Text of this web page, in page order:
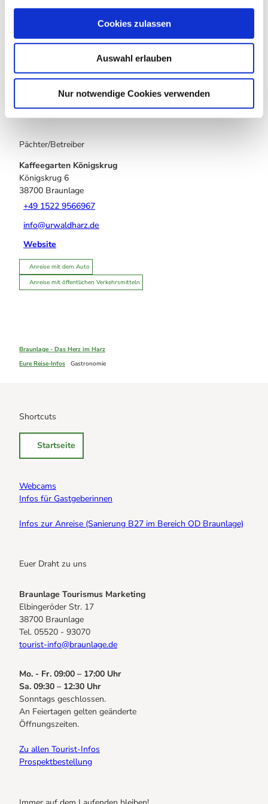
Cookies zulassen
Auswahl erlauben
Nur notwendige Cookies verwenden
In der Nähe Auf der Karte anschauen
Touren
Pächter/Betreiber
Kaffeegarten Königskrug
Königskrug 6
38700 Braunlage
+49 1522 9566967
info@urwaldharz.de
Website
Anreise mit dem Auto
Anreise mit öffentlichen Verkehrsmitteln
Braunlage - Das Herz im Harz
Eure Reise-Infos
Gastronomie
Shortcuts
Startseite
Webcams
Infos für Gastgeberinnen
Infos zur Anreise (Sanierung B27 im Bereich OD Braunlage)
Euer Draht zu uns
Braunlage Tourismus Marketing
Elbingeröder Str. 17
38700 Braunlage
Tel. 05520 - 93070
tourist-info@braunlage.de
Mo. - Fr. 09:00 – 17:00 Uhr
Sa. 09:30 – 12:30 Uhr
Sonntags geschlossen.
An Feiertagen gelten geänderte
Öffnungszeiten.
Zu allen Tourist-Infos
Prospektbestellung